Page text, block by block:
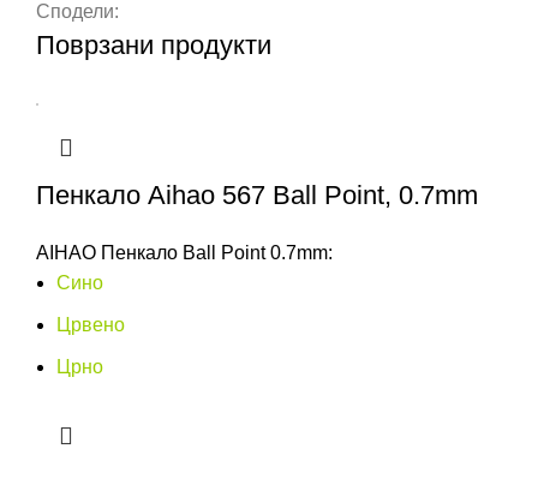
Сподели:
Поврзани продукти
Пенкало Aihao 567 Ball Point, 0.7mm
AIHAO Пенкало Ball Point 0.7mm:
Сино
Црвено
Црно